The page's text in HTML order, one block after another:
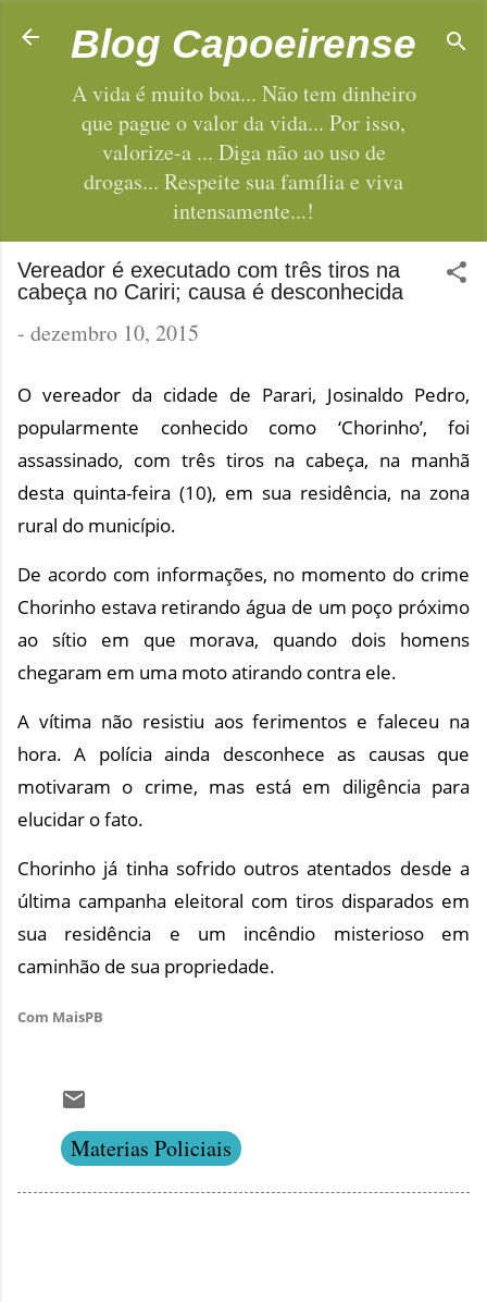
Pular para o conteúdo principal
Blog Capoeirense
A vida é muito boa... Não tem dinheiro
que pague o valor da vida... Por isso,
valorize-a ... Diga não ao uso de
drogas... Respeite sua família e viva
intensamente...!
Vereador é executado com três tiros na
cabeça no Cariri; causa é desconhecida
- dezembro 10, 2015
O vereador da cidade de Parari, Josinaldo Pedro,
popularmente conhecido como ‘Chorinho’, foi
assassinado, com três tiros na cabeça, na manhã
desta quinta-feira (10), em sua residência, na zona
rural do município.
De acordo com informações, no momento do crime
Chorinho estava retirando água de um poço próximo
ao sítio em que morava, quando dois homens
chegaram em uma moto atirando contra ele.
A vítima não resistiu aos ferimentos e faleceu na
hora. A polícia ainda desconhece as causas que
motivaram o crime, mas está em diligência para
elucidar o fato.
Chorinho já tinha sofrido outros atentados desde a
última campanha eleitoral com tiros disparados em
sua residência e um incêndio misterioso em
caminhão de sua propriedade.
Com MaisPB
Materias Policiais